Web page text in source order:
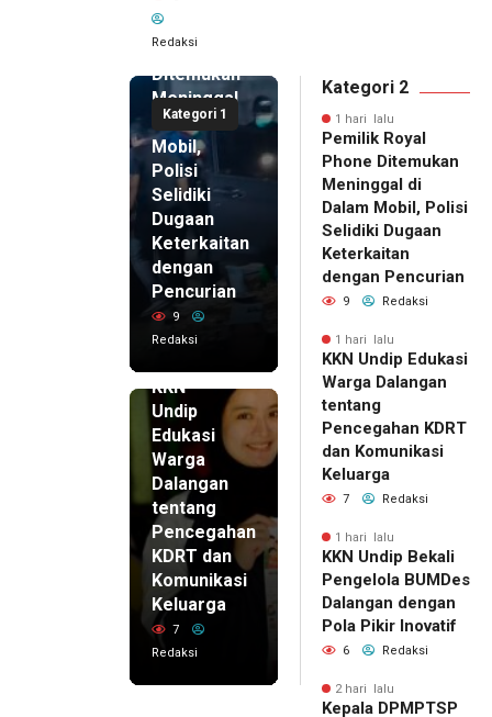
Redaksi
Kategori 1
Royal
Phone
Ditemukan
Meninggal
di Dalam
Mobil,
Polisi
Selidiki
Dugaan
Keterkaitan
dengan
Pencurian
9
Redaksi
KKN
Undip
Edukasi
Warga
Dalangan
tentang
Pencegahan
KDRT dan
Komunikasi
Keluarga
7
Redaksi
Kategori 2
1 hari lalu
Pemilik Royal
Phone Ditemukan
Meninggal di
Dalam Mobil, Polisi
Selidiki Dugaan
Keterkaitan
dengan Pencurian
9 Redaksi
1 hari lalu
KKN Undip Edukasi
Warga Dalangan
tentang
Pencegahan KDRT
dan Komunikasi
Keluarga
7 Redaksi
1 hari lalu
KKN Undip Bekali
Pengelola BUMDes
Dalangan dengan
Pola Pikir Inovatif
6 Redaksi
2 hari lalu
Kepala DPMPTSP